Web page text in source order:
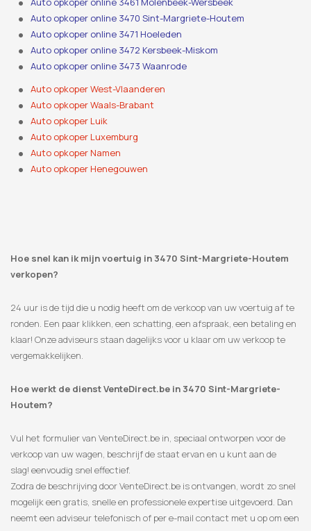
Auto opkoper online 3470 Sint-Margriete-Houtem
Auto opkoper online 3471 Hoeleden
Auto opkoper online 3472 Kersbeek-Miskom
Auto opkoper online 3473 Waanrode
Auto opkoper West-Vlaanderen
Auto opkoper Waals-Brabant
Auto opkoper Luik
Auto opkoper Luxemburg
Auto opkoper Namen
Auto opkoper Henegouwen
Hoe snel kan ik mijn voertuig in 3470 Sint-Margriete-Houtem
verkopen?
24 uur is de tijd die u nodig heeft om de verkoop van uw voertuig af te
ronden. Een paar klikken, een schatting, een afspraak, een betaling en
klaar! Onze adviseurs staan ​​dagelijks voor u klaar om uw verkoop te
vergemakkelijken.
Hoe werkt de dienst VenteDirect.be in 3470 Sint-Margriete-
Houtem?
Vul het formulier van VenteDirect.be in, speciaal ontworpen voor de
verkoop van uw wagen, beschrijf de staat ervan en u kunt aan de
slag! eenvoudig snel effectief.
Zodra de beschrijving door VenteDirect.be is ontvangen, wordt zo snel
mogelijk een gratis, snelle en professionele expertise uitgevoerd. Dan
neemt een adviseur telefonisch of per e-mail contact met u op om een